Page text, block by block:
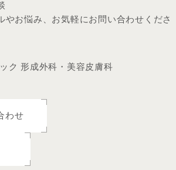
やお悩み、お気軽にお問い合わせくださ
わせ